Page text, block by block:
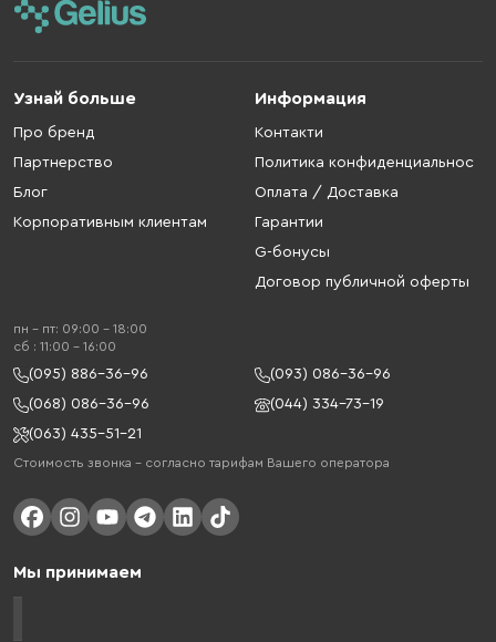
Узнай больше
Про бренд
Партнерство
Блог
Корпоративным клиентам
Информация
Контакти
Политика конфиденциальнос
Оплата / Доставка
Гарантии
G-бонусы
Договор публичной оферты
пн - пт: 09:00 - 18:00
cб : 11:00 - 16:00
(095) 886-36-96
(093) 086-36-96
(068) 086-36-96
(044) 334-73-19
(063) 435-51-21
Стоимость звонка – согласно тарифам Вашего оператора
Мы принимаем